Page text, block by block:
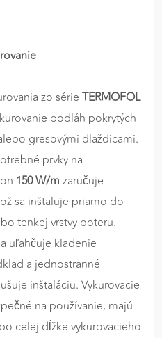
zo série TERMOFOL
podláh pokrytých
gresovými dlaždicami.
prvky na
150 W/m zaručuje
sa inštaluje priamo do
tenkej vrstvy poteru.
uľahčuje kladenie
a jednostranné
inštaláciu. Vykurovacie
na používanie, majú
celej dĺžke vykurovacieho
COOKIES
webovými
a našim partnerom
reklamu, a to na
sieťach tretích strán.
Google